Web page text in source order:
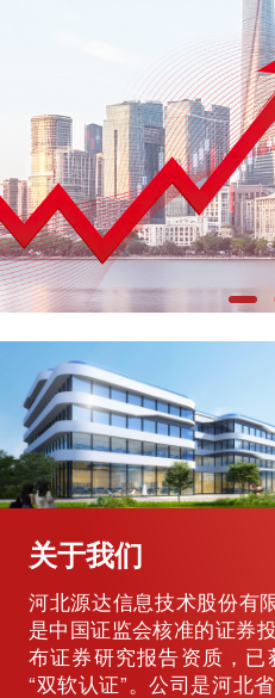
关于我们
河北源达信息技术股份有
是中国证监会核准的证券
布证券研究报告资质，
“双软认证”。公司是河北